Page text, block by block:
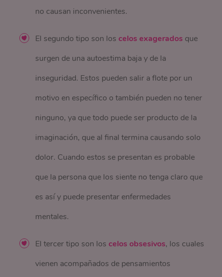
no causan inconvenientes.
El segundo tipo son loscelos exagerados que
surgen de una autoestima baja y de la
inseguridad. Estos pueden salir a flote por un
motivo en específico o también pueden no tener
ninguno, ya que todo puede ser producto de la
imaginación, que al final termina causando solo
dolor. Cuando estos se presentan es probable
que la persona que los siente no tenga claro que
es así y puede presentar enfermedades
mentales.
El tercer tipo son los celos obsesivos, los cuales
vienen acompañados de pensamientos